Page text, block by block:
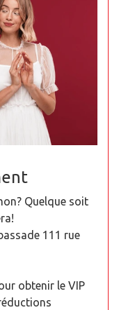
Quelque soit
111 rue
obtenir le VIP